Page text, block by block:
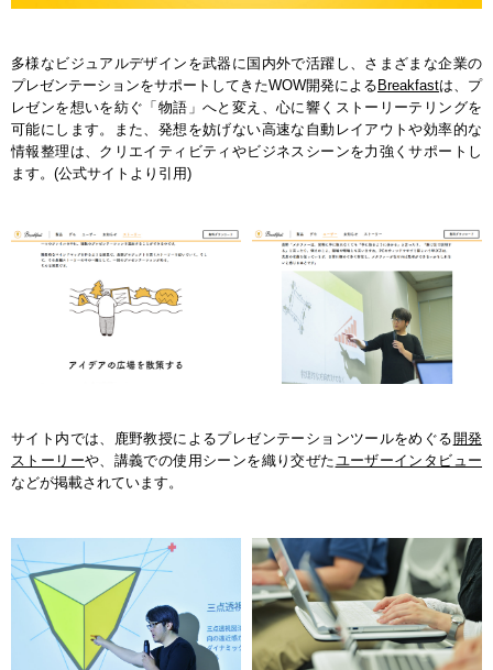
多様なビジュアルデザインを武器に国内外で活躍し、さまざまな企業の
プレゼンテーションをサポートしてきたWOW開発による Breakfastは、プ
レゼンを想いを紡ぐ「物語」へと変え、心に響くストーリーテリングを
可能にします。また、発想を妨げない高速な自動レイアウトや効率的な
情報整理は、クリエイティビティやビジネスシーンを力強くサポートし
ます。(公式サイトより引用)
サイト内では、鹿野教授によるプレゼンテーションツールをめぐる 開発
ストーリーや、講義での使用シーンを織り交ぜたユーザーインタビュー
などが掲載されています。